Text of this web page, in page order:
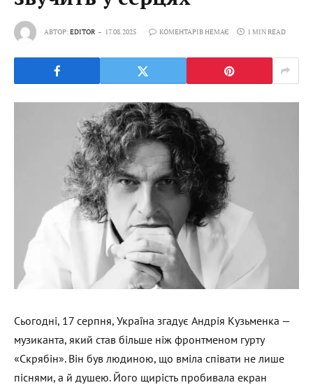
АВТОР:EDITOR 17.08.2025 КОМЕНТАРІВ НЕМАЄ 1 MIN READ
Сьогодні, 17 серпня, Україна згадує Андрія Кузьменка —
музиканта, який став більше ніж фронтменом гурту
«Скрябін». Він був людиною, що вміла співати не лише
піснями, а й душею. Його щирість пробивала екран